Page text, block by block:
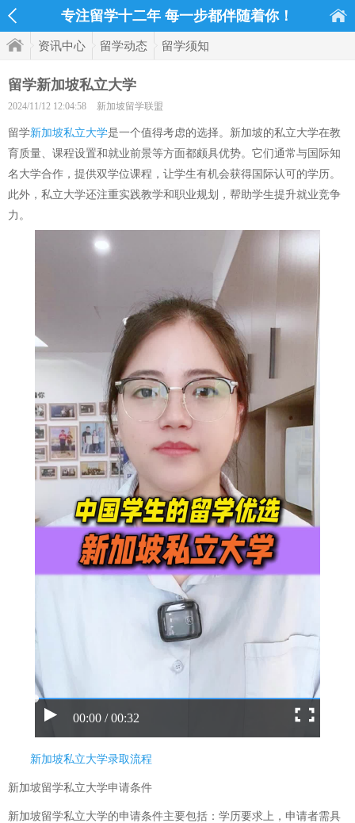
专注留学十二年 每一步都伴随着你！
资讯中心 留学动态 留学须知
留学新加坡私立大学
2024/11/12 12:04:58 新加坡留学联盟
留学新加坡私立大学是一个值得考虑的选择。新加坡的私立大学在教
育质量、课程设置和就业前景等方面都颇具优势。它们通常与国际知
名大学合作，提供双学位课程，让学生有机会获得国际认可的学历。
此外，私立大学还注重实践教学和职业规划，帮助学生提升就业竞争
力。
00:00 / 00:32
新加坡私立大学录取流程
新加坡留学私立大学申请条件
新加坡留学私立大学的申请条件主要包括：学历要求上，申请者需具